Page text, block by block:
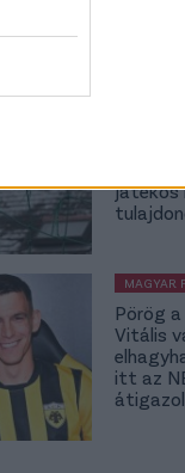
MAGYAR
játékos
MAGYAR
Pörög
Vitális
itt az